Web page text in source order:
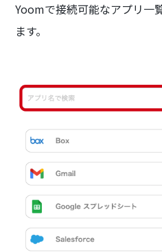
Yoomで接続可能なアプリ一
ます。